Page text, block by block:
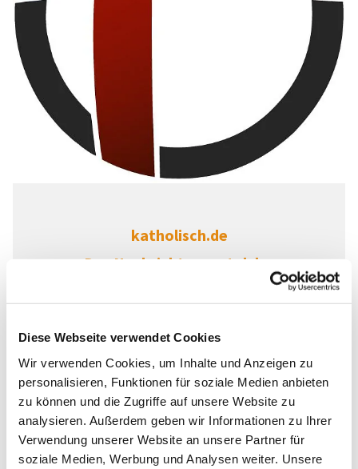
Diese Webseite verwendet Cookies
Wir verwenden Cookies, um Inhalte und Anzeigen zu
personalisieren, Funktionen für soziale Medien anbieten
zu können und die Zugriffe auf unsere Website zu
analysieren. Außerdem geben wir Informationen zu Ihrer
Verwendung unserer Website an unsere Partner für
soziale Medien, Werbung und Analysen weiter. Unsere
katholisch.de
Das Nachrichtenportal der
katholischen Kirche in Deutschland
Weiterlesen